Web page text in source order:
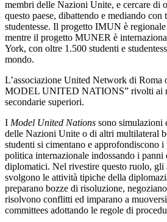
membri delle Nazioni Unite, e cercare di
questo paese, dibattendo e mediando con
studentesse. Il progetto IMUN è
mentre il progetto MUNER è
York, con oltre 1.500 studenti e
mondo.
L’associazione United Network di
MODEL UNITED NATIONS” rivolti ai
secondarie superiori.
I Model United Nations sono simulazioni
delle Nazioni Unite o di altri multilateral
studenti si cimentano e approfondiscono i
politica internazionale indossando i panni
diplomatici. Nel rivestire questo ruolo, gli
svolgono le attività tipiche della
preparano bozze di risoluzione,
risolvono conflitti ed imparano a
committees adottando le regole di